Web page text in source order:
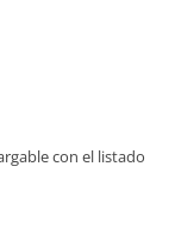
con el listado